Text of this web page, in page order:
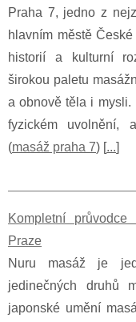
Praha 7, jedno z
hlavním městě
historií a kulturní
širokou paletu
a obnově těla i mysli.
fyzickém uvolnění,
(masáž praha 7) [...]
Kompletní
Praze
Nuru masáž je
jedinečných druhů
japonské umění